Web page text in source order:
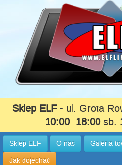
Sklep ELF- ul. Grota
10:00- 18:00sb.
Sklep ELF O nas Galeria
Jak dojechać